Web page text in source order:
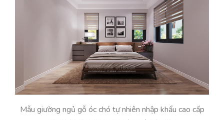
Mẫu giường ngủ gỗ óc chó tự nhiên nhập khẩu cao cấp